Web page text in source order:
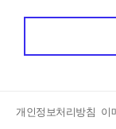
개인정보처리방침 이